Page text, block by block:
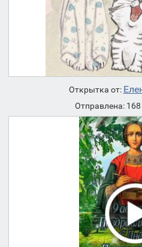
Открытка от:
Отправлена: 168